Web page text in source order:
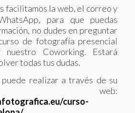
facilitamos la web, el correo y
para que puedas
no dudes en preguntar
de fotografía presencial
Coworking. Estará
todas tus dudas.
realizar a través de su
web:
curso-